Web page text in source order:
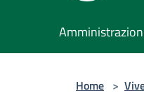
Home >